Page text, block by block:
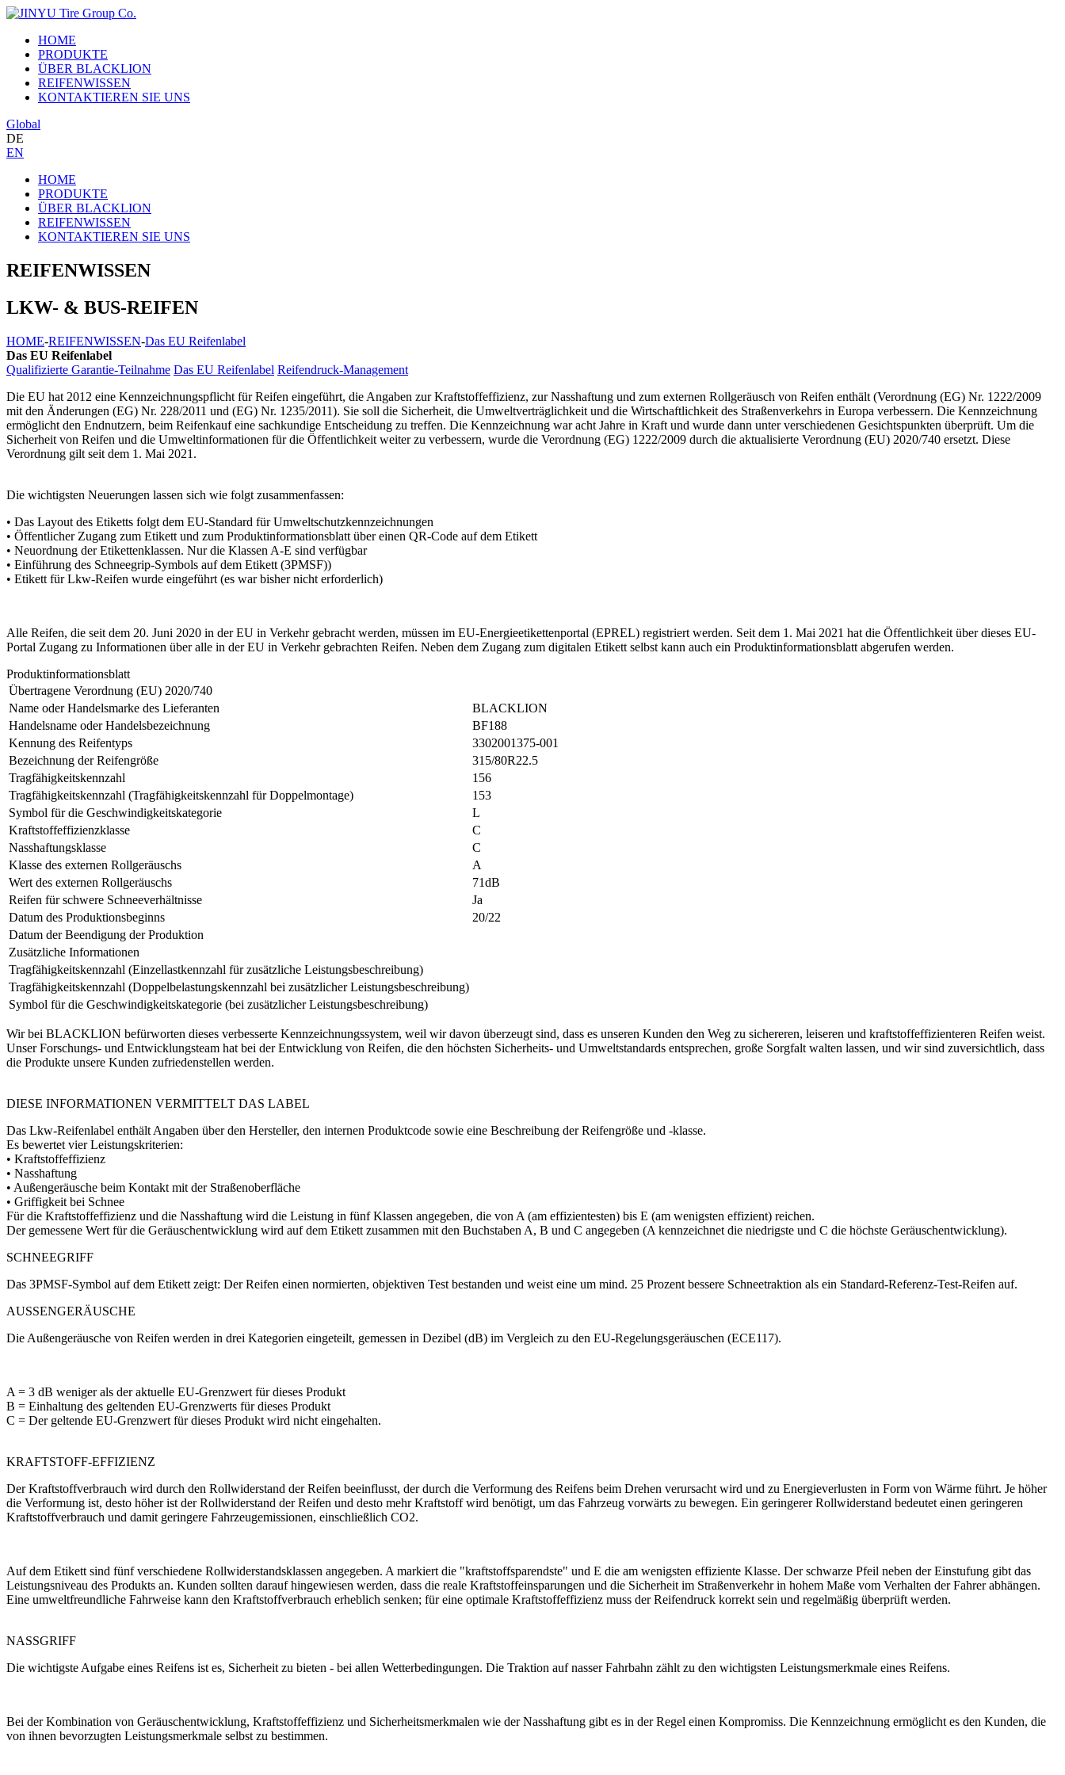
HOME
PRODUKTE
ÜBER BLACKLION
REIFENWISSEN
KONTAKTIEREN SIE UNS
Global
DE
EN
HOME
PRODUKTE
ÜBER BLACKLION
REIFENWISSEN
KONTAKTIEREN SIE UNS
REIFENWISSEN
LKW- & BUS-REIFEN
HOME-REIFENWISSEN-Das EU Reifenlabel
Das EU Reifenlabel
Qualifizierte Garantie-Teilnahme Das EU Reifenlabel Reifendruck-Management
Die EU hat 2012 eine Kennzeichnungspflicht für Reifen eingeführt, die Angaben zur Kraftstoffeffizienz, zur Nasshaftung und zum externen Rollgeräusch von Reifen enthält (Verordnung (EG) Nr. 1222/2009
mit den Änderungen (EG) Nr. 228/2011 und (EG) Nr. 1235/2011). Sie soll die Sicherheit, die Umweltverträglichkeit und die Wirtschaftlichkeit des Straßenverkehrs in Europa verbessern. Die Kennzeichnung
ermöglicht den Endnutzern, beim Reifenkauf eine sachkundige Entscheidung zu treffen. Die Kennzeichnung war acht Jahre in Kraft und wurde dann unter verschiedenen Gesichtspunkten überprüft. Um die
Sicherheit von Reifen und die Umweltinformationen für die Öffentlichkeit weiter zu verbessern, wurde die Verordnung (EG) 1222/2009 durch die aktualisierte Verordnung (EU) 2020/740 ersetzt. Diese
Verordnung gilt seit dem 1. Mai 2021.
Die wichtigsten Neuerungen lassen sich wie folgt zusammenfassen:
• Das Layout des Etiketts folgt dem EU-Standard für Umweltschutzkennzeichnungen
• Öffentlicher Zugang zum Etikett und zum Produktinformationsblatt über einen QR-Code auf dem Etikett
• Neuordnung der Etikettenklassen. Nur die Klassen A-E sind verfügbar
• Einführung des Schneegrip-Symbols auf dem Etikett (3PMSF))
• Etikett für Lkw-Reifen wurde eingeführt (es war bisher nicht erforderlich)
Alle Reifen, die seit dem 20. Juni 2020 in der EU in Verkehr gebracht werden, müssen im EU-Energieetikettenportal (EPREL) registriert werden. Seit dem 1. Mai 2021 hat die Öffentlichkeit über dieses EU-
Portal Zugang zu Informationen über alle in der EU in Verkehr gebrachten Reifen. Neben dem Zugang zum digitalen Etikett selbst kann auch ein Produktinformationsblatt abgerufen werden.
Produktinformationsblatt
Übertragene Verordnung (EU) 2020/740
Name oder Handelsmarke des Lieferanten
BLACKLION
Handelsname oder Handelsbezeichnung
BF188
Kennung des Reifentyps
3302001375-001
Bezeichnung der Reifengröße
315/80R22.5
Tragfähigkeitskennzahl
156
Tragfähigkeitskennzahl (Tragfähigkeitskennzahl für Doppelmontage)
153
Symbol für die Geschwindigkeitskategorie
L
Kraftstoffeffizienzklasse
C
Nasshaftungsklasse
C
Klasse des externen Rollgeräuschs
A
Wert des externen Rollgeräuschs
71dB
Reifen für schwere Schneeverhältnisse
Ja
Datum des Produktionsbeginns
20/22
Datum der Beendigung der Produktion
Zusätzliche Informationen
Tragfähigkeitskennzahl (Einzellastkennzahl für zusätzliche Leistungsbeschreibung)
Tragfähigkeitskennzahl (Doppelbelastungskennzahl bei zusätzlicher Leistungsbeschreibung)
Symbol für die Geschwindigkeitskategorie (bei zusätzlicher Leistungsbeschreibung)
Wir bei BLACKLION befürworten dieses verbesserte Kennzeichnungssystem, weil wir davon überzeugt sind, dass es unseren Kunden den Weg zu sichereren, leiseren und kraftstoffeffizienteren Reifen weist.
Unser Forschungs- und Entwicklungsteam hat bei der Entwicklung von Reifen, die den höchsten Sicherheits- und Umweltstandards entsprechen, große Sorgfalt walten lassen, und wir sind zuversichtlich, dass
die Produkte unsere Kunden zufriedenstellen werden.
DIESE INFORMATIONEN VERMITTELT DAS LABEL
Das Lkw-Reifenlabel enthält Angaben über den Hersteller, den internen Produktcode sowie eine Beschreibung der Reifengröße und -klasse.
Es bewertet vier Leistungskriterien:
• Kraftstoffeffizienz
• Nasshaftung
• Außengeräusche beim Kontakt mit der Straßenoberfläche
• Griffigkeit bei Schnee
Für die Kraftstoffeffizienz und die Nasshaftung wird die Leistung in fünf Klassen angegeben, die von A (am effizientesten) bis E (am wenigsten effizient) reichen.
Der gemessene Wert für die Geräuschentwicklung wird auf dem Etikett zusammen mit den Buchstaben A, B und C angegeben (A kennzeichnet die niedrigste und C die höchste Geräuschentwicklung).
SCHNEEGRIFF
Das 3PMSF-Symbol auf dem Etikett zeigt: Der Reifen einen normierten, objektiven Test bestanden und weist eine um mind. 25 Prozent bessere Schneetraktion als ein Standard-Referenz-Test-Reifen auf.
AUSSENGERÄUSCHE
Die Außengeräusche von Reifen werden in drei Kategorien eingeteilt, gemessen in Dezibel (dB) im Vergleich zu den EU-Regelungsgeräuschen (ECE117).
A = 3 dB weniger als der aktuelle EU-Grenzwert für dieses Produkt
B = Einhaltung des geltenden EU-Grenzwerts für dieses Produkt
C = Der geltende EU-Grenzwert für dieses Produkt wird nicht eingehalten.
KRAFTSTOFF-EFFIZIENZ
Der Kraftstoffverbrauch wird durch den Rollwiderstand der Reifen beeinflusst, der durch die Verformung des Reifens beim Drehen verursacht wird und zu Energieverlusten in Form von Wärme führt. Je höher
die Verformung ist, desto höher ist der Rollwiderstand der Reifen und desto mehr Kraftstoff wird benötigt, um das Fahrzeug vorwärts zu bewegen. Ein geringerer Rollwiderstand bedeutet einen geringeren
Kraftstoffverbrauch und damit geringere Fahrzeugemissionen, einschließlich CO2.
Auf dem Etikett sind fünf verschiedene Rollwiderstandsklassen angegeben. A markiert die "kraftstoffsparendste" und E die am wenigsten effiziente Klasse. Der schwarze Pfeil neben der Einstufung gibt das
Leistungsniveau des Produkts an. Kunden sollten darauf hingewiesen werden, dass die reale Kraftstoffeinsparungen und die Sicherheit im Straßenverkehr in hohem Maße vom Verhalten der Fahrer abhängen.
Eine umweltfreundliche Fahrweise kann den Kraftstoffverbrauch erheblich senken; für eine optimale Kraftstoffeffizienz muss der Reifendruck korrekt sein und regelmäßig überprüft werden.
NASSGRIFF
Die wichtigste Aufgabe eines Reifens ist es, Sicherheit zu bieten - bei allen Wetterbedingungen. Die Traktion auf nasser Fahrbahn zählt zu den wichtigsten Leistungsmerkmale eines Reifens.
Bei der Kombination von Geräuschentwicklung, Kraftstoffeffizienz und Sicherheitsmerkmalen wie der Nasshaftung gibt es in der Regel einen Kompromiss. Die Kennzeichnung ermöglicht es den Kunden, die
von ihnen bevorzugten Leistungsmerkmale selbst zu bestimmen.